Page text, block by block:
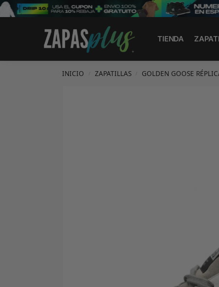
TIENDA
Search
INICIO ZAPATILLAS GOLDEN GOOSE